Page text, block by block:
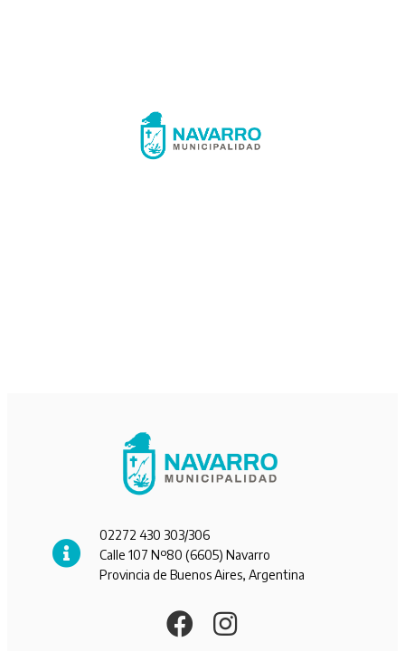
02272 430 303/306
Calle 107 Nº80 (6605) Navarro
Provincia de Buenos Aires, Argentina